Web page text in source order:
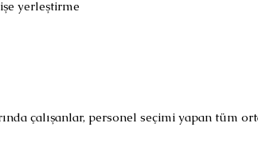
yerleştirme
çalışanlar, personel seçimi yapan tüm